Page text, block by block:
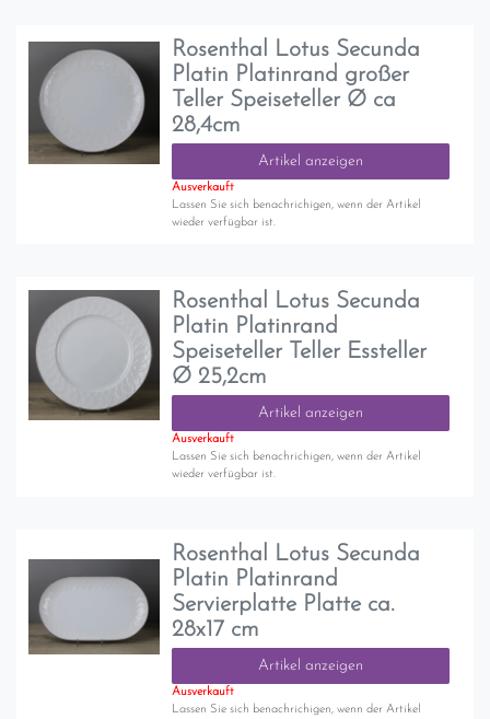
Rosenthal Lotus Secunda
Platin Platinrand großer
Teller Speiseteller Ø ca
28,4cm
Artikel anzeigen
Ausverkauft
Lassen Sie sich benachrichigen, wenn der Artikel
wieder verfügbar ist.
Rosenthal Lotus Secunda
Platin Platinrand
Speiseteller Teller Essteller
Ø 25,2cm
Artikel anzeigen
Ausverkauft
Lassen Sie sich benachrichigen, wenn der Artikel
wieder verfügbar ist.
Rosenthal Lotus Secunda
Platin Platinrand
Servierplatte Platte ca.
28x17 cm
Artikel anzeigen
Ausverkauft
Lassen Sie sich benachrichigen, wenn der Artikel